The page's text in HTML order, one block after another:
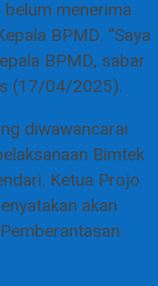
menerima
BPMD. “Saya
BPMD, sabar
(17/04/2025).
diwawancarai
Bimtek
Ketua Projo
akan